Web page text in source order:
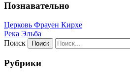
Познавательно
Церковь Фрауен Кирхе
Река Эльба
Поиск
Рубрики